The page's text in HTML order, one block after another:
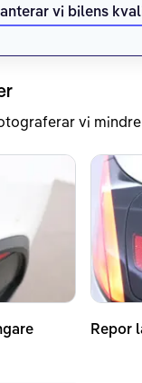
vi bilens
vi
Repor